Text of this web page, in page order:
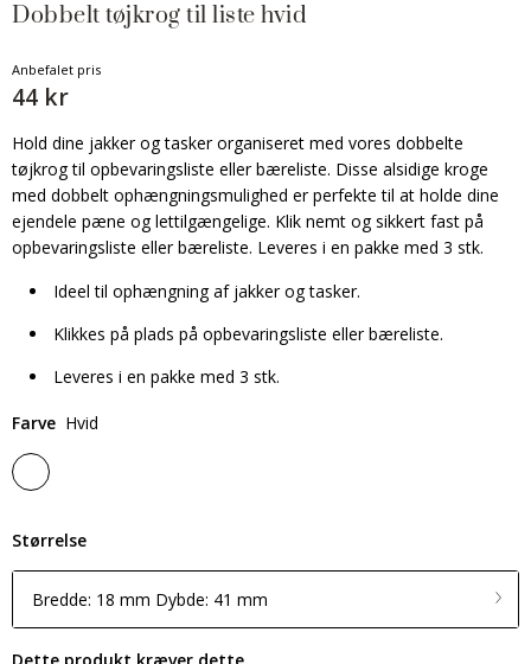
Dobbelt tøjkrog til liste hvid
Anbefalet pris
44 kr
Hold dine jakker og tasker organiseret med vores dobbelte
tøjkrog til opbevaringsliste eller bæreliste. Disse alsidige kroge
med dobbelt ophængningsmulighed er perfekte til at holde dine
ejendele pæne og lettilgængelige. Klik nemt og sikkert fast på
opbevaringsliste eller bæreliste. Leveres i en pakke med 3 stk.
Ideel til ophængning af jakker og tasker.
Klikkes på plads på opbevaringsliste eller bæreliste.
Leveres i en pakke med 3 stk.
Farve Hvid
Størrelse
Bredde: 18 mm Dybde: 41 mm